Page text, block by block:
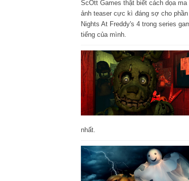
ScOtt Games thật biết cách dọa ma
ảnh teaser cực kì đáng sợ cho
Nights At Freddy's 4 trong series
tiếng của mình.
nhất.